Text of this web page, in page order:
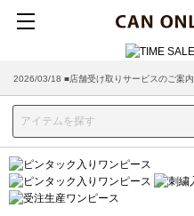
2026/03/18 ■店舗受け取りサービスのご案内